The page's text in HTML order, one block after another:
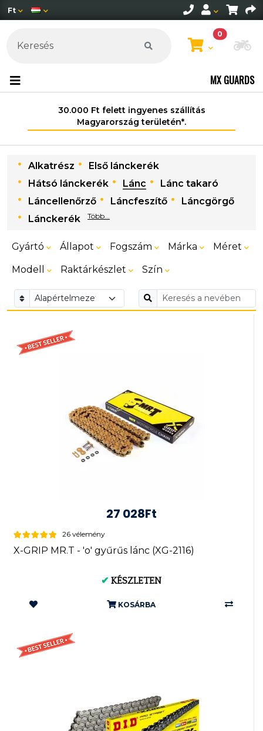
Ft
0
MX GUARDS
30.000 Ft felett ingyenes szállítás
Magyarország területén*.
Alkatrész
Első lánckerék
Hátsó lánckerék
Lánc
Lánc takaró
Láncellenőrző
Láncfeszítő
Láncgörgő
Lánckerék
Több...
Gyártó Állapot Fogszám Márka Méret
Modell Raktárkészlet Szín
27 028Ft
26 vélemény
X-GRIP MR.T - 'o' gyűrűs lánc (XG-2116)
✔ KÉSZLETEN
KOSÁRBA